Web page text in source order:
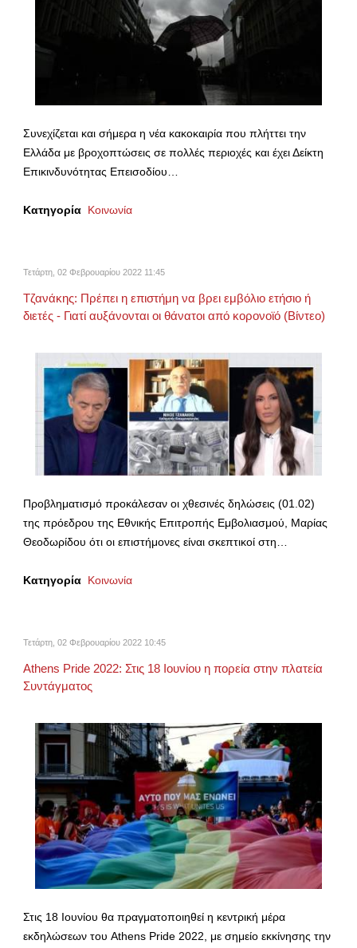
Συνεχίζεται και σήμερα η νέα κακοκαιρία που πλήττει την
Ελλάδα με βροχοπτώσεις σε πολλές περιοχές και έχει Δείκτη
Επικινδυνότητας Επεισοδίου…
Κατηγορία Κοινωνία
Τετάρτη, 02 Φεβρουαρίου 2022 11:45
Τζανάκης: Πρέπει η επιστήμη να βρει εμβόλιο ετήσιο ή
διετές - Γιατί αυξάνονται οι θάνατοι από κορονοϊό (Βίντεο)
Προβληματισμό προκάλεσαν οι χθεσινές δηλώσεις (01.02)
της πρόεδρου της Εθνικής Επιτροπής Εμβολιασμού, Μαρίας
Θεοδωρίδου ότι οι επιστήμονες είναι σκεπτικοί στη…
Κατηγορία Κοινωνία
Τετάρτη, 02 Φεβρουαρίου 2022 10:45
Athens Pride 2022: Στις 18 Ιουνίου η πορεία στην πλατεία
Συντάγματος
Στις 18 Ιουνίου θα πραγματοποιηθεί η κεντρική μέρα
εκδηλώσεων του Athens Pride 2022, με σημείο εκκίνησης την